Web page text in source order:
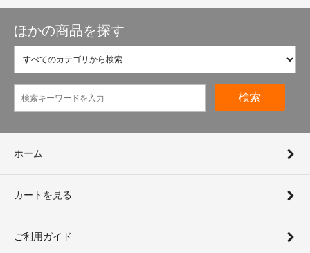
ほかの商品を探す
検索
ホーム
カートを見る
ご利用ガイド